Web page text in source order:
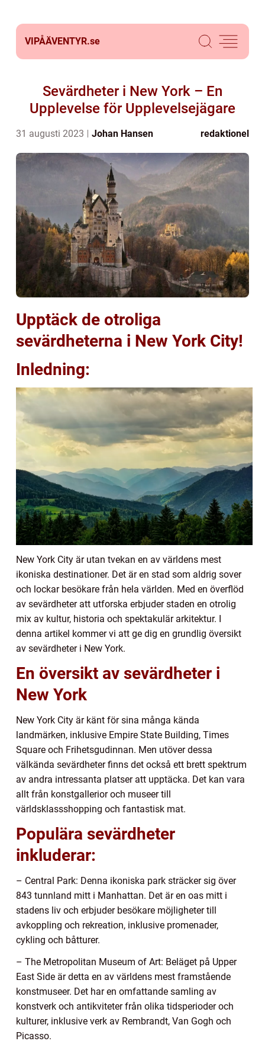
VIPÅÄVENTYR.se
Sevärdheter i New York – En
Upplevelse för Upplevelsejägare
31 augusti 2023 Johan Hansen redaktionel
Upptäck de otroliga
sevärdheterna i New York City!
Inledning:
New York City är utan tvekan en av världens mest
ikoniska destinationer. Det är en stad som aldrig sover
och lockar besökare från hela världen. Med en överflöd
av sevärdheter att utforska erbjuder staden en otrolig
mix av kultur, historia och spektakulär arkitektur. I
denna artikel kommer vi att ge dig en grundlig översikt
av sevärdheter i New York.
En översikt av sevärdheter i
New York
New York City är känt för sina många kända
landmärken, inklusive Empire State Building, Times
Square och Frihetsgudinnan. Men utöver dessa
välkända sevärdheter finns det också ett brett spektrum
av andra intressanta platser att upptäcka. Det kan vara
allt från konstgallerior och museer till
världsklassshopping och fantastisk mat.
Populära sevärdheter
inkluderar:
– Central Park: Denna ikoniska park sträcker sig över
843 tunnland mitt i Manhattan. Det är en oas mitt i
stadens liv och erbjuder besökare möjligheter till
avkoppling och rekreation, inklusive promenader,
cykling och båtturer.
– The Metropolitan Museum of Art: Beläget på Upper
East Side är detta en av världens mest framstående
konstmuseer. Det har en omfattande samling av
konstverk och antikviteter från olika tidsperioder och
kulturer, inklusive verk av Rembrandt, Van Gogh och
Picasso.